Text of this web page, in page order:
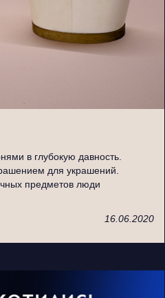
в глубокую давность.
для украшений.
предметов люди
16.06.2020